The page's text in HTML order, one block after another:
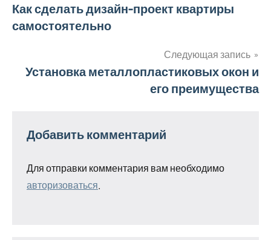
Навигация
по
Как сделать дизайн-проект квартиры
самостоятельно
Следующая запись
Установка металлопластиковых окон и
его преимущества
Добавить комментарий
Для отправки комментария вам необходимо
авторизоваться